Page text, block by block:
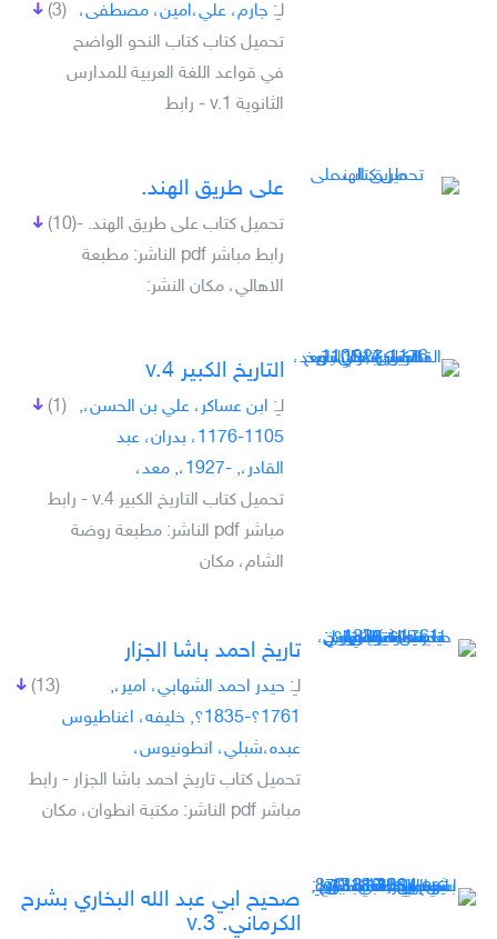
(3) لـِ: جارم، علي،امين، مصطفى،
تحميل كتاب كتاب النحو الواضح
في قواعد اللغة العربية للمدارس
الثانوية v.1 - رابط
على طريق الهند.
(10)تحميل كتاب على طريق الهند. -
رابط مباشر pdf الناشر: مطبعة
الاهالي، مكان النشر:
التاريخ الكبير v.4
(1) لـِ: ابن عساكر، علي بن الحسن،,
1105-1176، بدران، عبد
القادر،, -1927،, معد،
تحميل كتاب التاريخ الكبير v.4 - رابط
مباشر pdf الناشر: مطبعة روضة
الشام، مكان
تاريخ احمد باشا الجزار
(13) لـِ: حيدر احمد الشهابي، امير،,
1761؟-1835؟, خليفه، اغناطيوس
عبده،شبلي، انطونيوس،
تحميل كتاب تاريخ احمد باشا الجزار - رابط
مباشر pdf الناشر: مكتبة انطوان، مكان
صحيح ابي عبد الله البخاري بشرح
الكرماني. v.3